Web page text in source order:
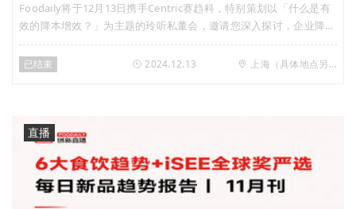
Foodaily将于12月13日携手Centric赛趋科，特别策划以「什么是有
效的降本增效？」为主题的玲听私董会，邀请您深入探讨，企业降本
增效，背后抓准关键点的逻辑是什么？在推进降本增效的进程中，企
业可以从哪里找助力，帮助自己快速优化流程，提升效率？
已结束 2024.12.13 上海（具体地点另行通知）
直播